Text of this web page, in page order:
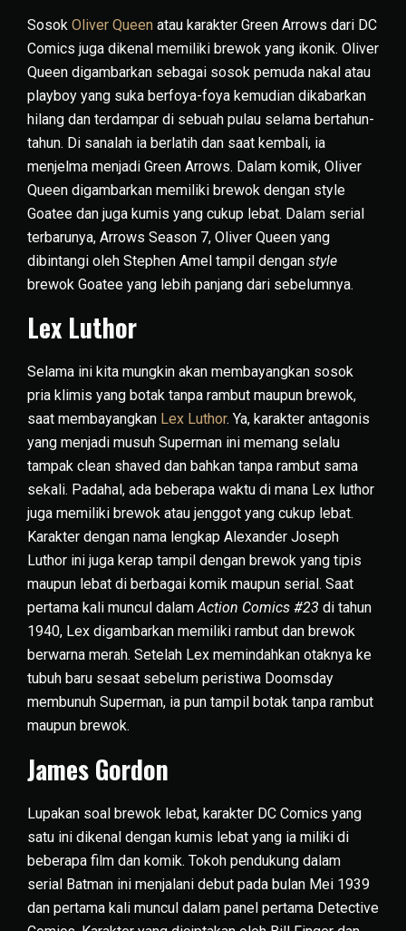
Sosok Oliver Queen atau karakter Green Arrows dari DC
Comics juga dikenal memiliki brewok yang ikonik. Oliver
Queen digambarkan sebagai sosok pemuda nakal atau
playboy yang suka berfoya-foya kemudian dikabarkan
hilang dan terdampar di sebuah pulau selama bertahun-
tahun. Di sanalah ia berlatih dan saat kembali, ia
menjelma menjadi Green Arrows. Dalam komik, Oliver
Queen digambarkan memiliki brewok dengan style
Goatee dan juga kumis yang cukup lebat. Dalam serial
terbarunya, Arrows Season 7, Oliver Queen yang
dibintangi oleh Stephen Amel tampil dengan style
brewok Goatee yang lebih panjang dari sebelumnya.
Lex Luthor
Selama ini kita mungkin akan membayangkan sosok
pria klimis yang botak tanpa rambut maupun brewok,
saat membayangkan Lex Luthor. Ya, karakter antagonis
yang menjadi musuh Superman ini memang selalu
tampak clean shaved dan bahkan tanpa rambut sama
sekali. Padahal, ada beberapa waktu di mana Lex luthor
juga memiliki brewok atau jenggot yang cukup lebat.
Karakter dengan nama lengkap Alexander Joseph
Luthor ini juga kerap tampil dengan brewok yang tipis
maupun lebat di berbagai komik maupun serial. Saat
pertama kali muncul dalamAction Comics #23 di tahun
1940, Lex digambarkan memiliki rambut dan brewok
berwarna merah. Setelah Lex memindahkan otaknya ke
tubuh baru sesaat sebelum peristiwa Doomsday
membunuh Superman, ia pun tampil botak tanpa rambut
maupun brewok.
James Gordon
Lupakan soal brewok lebat, karakter DC Comics yang
satu ini dikenal dengan kumis lebat yang ia miliki di
beberapa film dan komik. Tokoh pendukung dalam
serial Batman ini menjalani debut pada bulan Mei 1939
dan pertama kali muncul dalam panel pertama Detective